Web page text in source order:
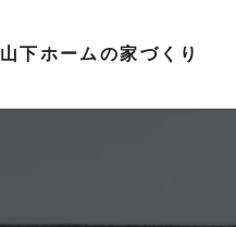
山下ホームの家づくり